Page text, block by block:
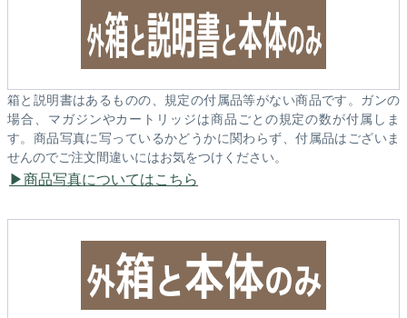
箱と説明書はあるものの、規定の付属品等がない商品です。ガンの
場合、マガジンやカートリッジは商品ごとの規定の数が付属しま
す。商品写真に写っているかどうかに関わらず、付属品はございま
せんのでご注文間違いにはお気をつけください。
商品写真についてはこちら